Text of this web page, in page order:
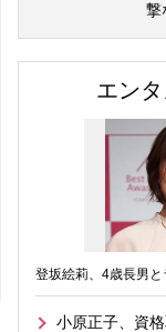
撃
エン
登坂絵莉、4歳長男
小原正子、資